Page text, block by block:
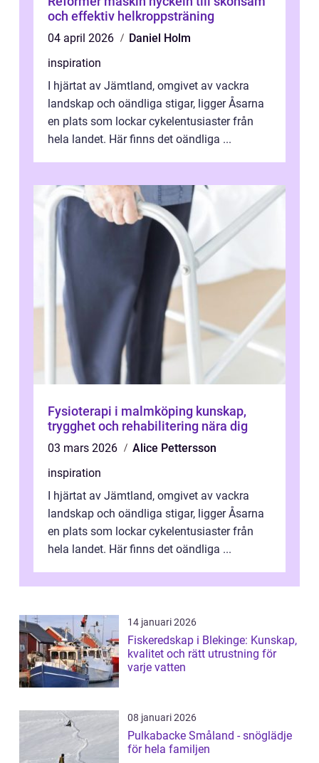
och effektiv helkroppsträning
04 april 2026
Daniel Holm
inspiration
I hjärtat av Jämtland, omgivet av vackra
landskap och oändliga stigar, ligger Åsarna
en plats som lockar cykelentusiaster från
hela landet. Här finns det oändliga ...
Fysioterapi i malmköping kunskap,
trygghet och rehabilitering nära dig
03 mars 2026
Alice Pettersson
inspiration
I hjärtat av Jämtland, omgivet av vackra
landskap och oändliga stigar, ligger Åsarna
en plats som lockar cykelentusiaster från
hela landet. Här finns det oändliga ...
14 januari 2026
Fiskeredskap i Blekinge: Kunskap,
kvalitet och rätt utrustning för
varje vatten
08 januari 2026
Pulkabacke Småland - snöglädje
för hela familjen